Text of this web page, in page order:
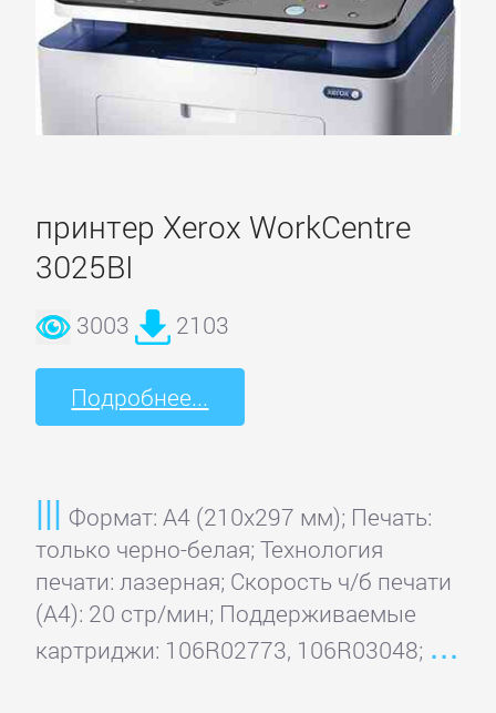
принтер Xerox WorkCentre
3025BI
3003 2103
Подробнее...
Формат: A4 (210x297 мм); Печать:
только черно-белая; Технология
печати: лазерная; Скорость ч/б печати
(А4): 20 стр/мин; Поддерживаемые
картриджи: 106R02773, 106R03048;